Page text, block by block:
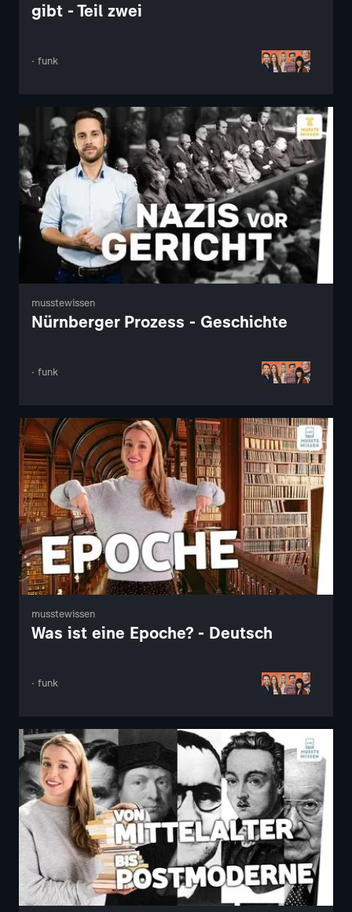
gibt - Teil zwei
· funk
musstewissen
Nürnberger Prozess - Geschichte
· funk
musstewissen
Was ist eine Epoche? - Deutsch
· funk